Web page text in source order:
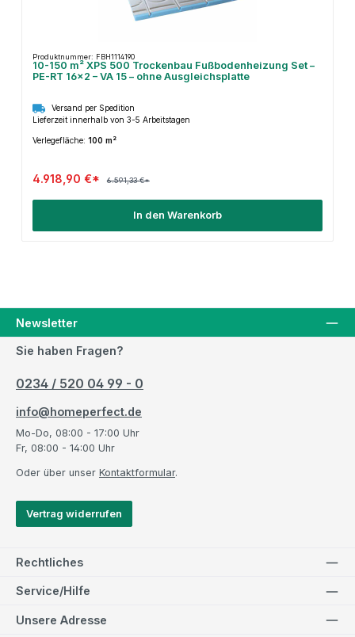
Produktnummer: FBH1114190
10-150 m² XPS 500 Trockenbau Fußbodenheizung Set –
PE-RT 16×2 – VA 15 – ohne Ausgleichsplatte
Versand per Spedition
Lieferzeit innerhalb von 3-5 Arbeitstagen
Verlegefläche: 100 m²
4.918,90 €* 6.591,33 €*
In den Warenkorb
Newsletter
Sie haben Fragen?
0234 / 520 04 99 - 0
info@homeperfect.de
Mo-Do, 08:00 - 17:00 Uhr
Fr, 08:00 - 14:00 Uhr
Oder über unser Kontaktformular.
Vertrag widerrufen
Rechtliches
Service/Hilfe
Unsere Adresse